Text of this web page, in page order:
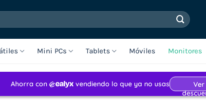
Mini PCs Tablets Móviles Monitores